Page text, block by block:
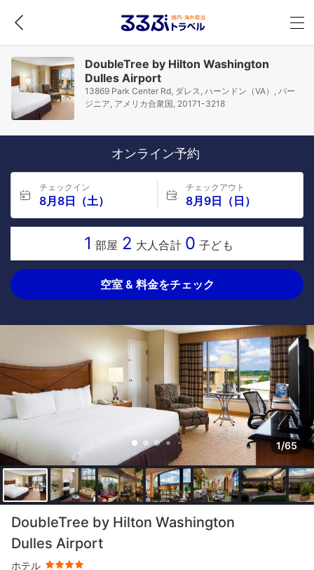
DoubleTree by Hilton Washington
Dulles Airport
13869 Park Center Rd, ダレス, ハーンドン（VA）, バー
ジニア, アメリカ合衆国, 20171-3218
オンライン予約
チェックイン
8月8日（土）
チェックアウト
8月9日（日）
1 部屋 2 大人合計 0 子ども
空室 & 料金をチェック
1/65
DoubleTree by Hilton Washington
Dulles Airport
ホテル
星評価 4つ星